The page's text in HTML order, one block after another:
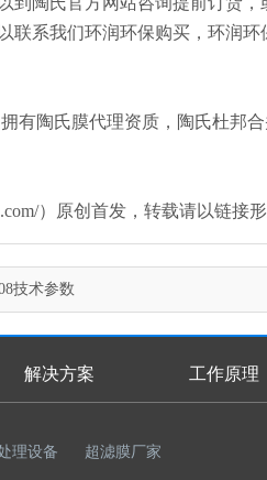
联系我们环润环保购买，环润
有陶氏膜代理资质，陶氏杜邦
）原创首发，转载请以链接
技术参数
解决方案 工作原理
理设备 超滤膜厂家